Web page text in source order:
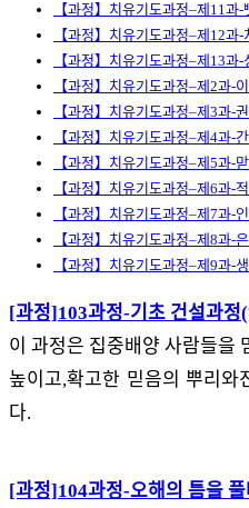
【과정】치유기도과정–제11과
【과정】치유기도과정–제12과-
【과정】치유기도과정–제13과
【과정】치유기도과정–제2과-
【과정】치유기도과정–제3과-
【과정】치유기도과정–제4과-
【과정】치유기도과정–제5과-
【과정】치유기도과정–제6과-
【과정】치유기도과정–제7과-
【과정】치유기도과정–제8과-
【과정】치유기도과정–제9과-
[과정]103과정-기초 건설과정
이 과정은 집중배양 사람들을
높이고,확고한 믿음의 뿌리와
다.
[과정]104과정-오해의 틈을 풀